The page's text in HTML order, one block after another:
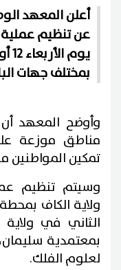
أعلن المعهد
عن تنظيم
بمختلف جهات
وأوضح المعهد
مناطق موزعة
تمكين المواطنين
وسيتم تنظيم
ولاية الكاف
الثاني في
بمعتمدية
لعلوم الفلك.